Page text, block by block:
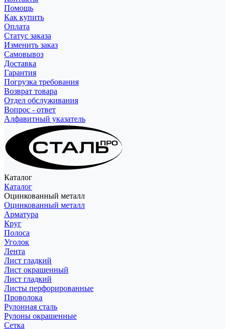
Помощь
Как купить
Оплата
Статус заказа
Изменить заказ
Самовывоз
Доставка
Гарантия
Погрузка требования
Возврат товара
Отдел обслуживания
Вопрос - ответ
Алфавитный указатель
Каталог
Каталог
Оцинкованный металл
Оцинкованный металл
Арматура
Круг
Полоса
Уголок
Лента
Лист гладкий
Лист окрашенный
Лист гладкий
Листы перфорированные
Проволока
Рулонная сталь
Рулоны окрашенные
Сетка